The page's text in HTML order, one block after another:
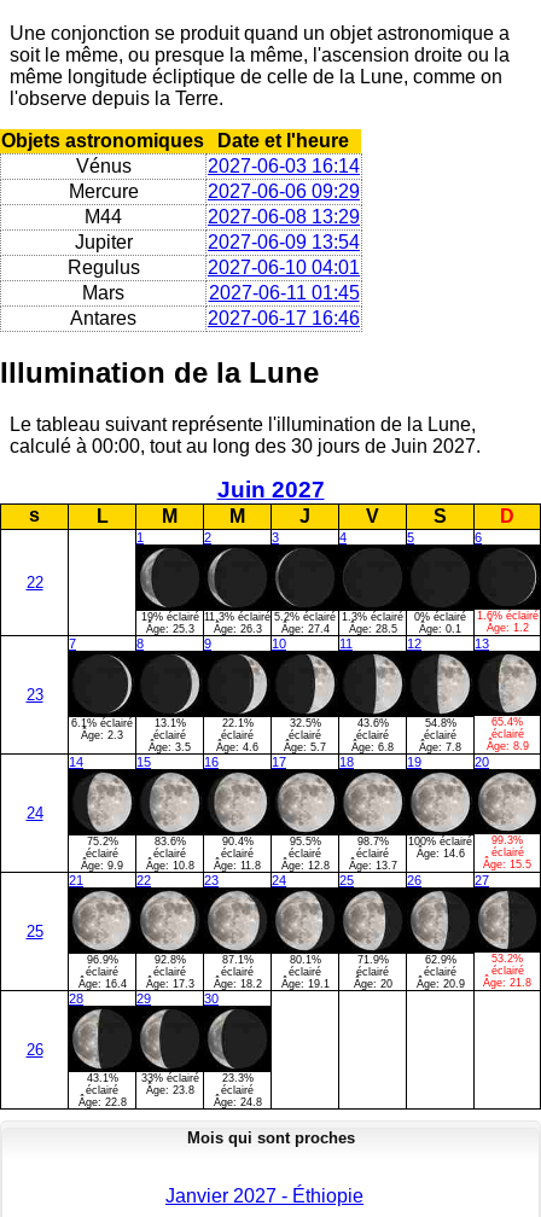
Une conjonction se produit quand un objet astronomique a
soit le même, ou presque la même, l'ascension droite ou la
même longitude écliptique de celle de la Lune, comme on
l'observe depuis la Terre.
Objets astronomiques
Date et l'heure
Vénus
2027-06-03 16:14
Mercure
2027-06-06 09:29
M44
2027-06-08 13:29
Jupiter
2027-06-09 13:54
Regulus
2027-06-10 04:01
Mars
2027-06-11 01:45
Antares
2027-06-17 16:46
Illumination de la Lune
Le tableau suivant représente l'illumination de la Lune,
calculé à 00:00, tout au long des 30 jours de Juin 2027.
Juin 2027
s L M M J V S D
22
1
19% éclairé
Âge: 25.3
2
11.3% éclairé
Âge: 26.3
3
5.2% éclairé
Âge: 27.4
4
1.3% éclairé
Âge: 28.5
5
0% éclairé
Âge: 0.1
6
1.6% éclairé
Âge: 1.2
23
7
6.1% éclairé
Âge: 2.3
8
13.1%
éclairé
Âge: 3.5
9
22.1%
éclairé
Âge: 4.6
10
32.5%
éclairé
Âge: 5.7
11
43.6%
éclairé
Âge: 6.8
12
54.8%
éclairé
Âge: 7.8
13
65.4%
éclairé
Âge: 8.9
24
14
75.2%
éclairé
Âge: 9.9
15
83.6%
éclairé
Âge: 10.8
16
90.4%
éclairé
Âge: 11.8
17
95.5%
éclairé
Âge: 12.8
18
98.7%
éclairé
Âge: 13.7
19
100% éclairé
Âge: 14.6
20
99.3%
éclairé
Âge: 15.5
25
21
96.9%
éclairé
Âge: 16.4
22
92.8%
éclairé
Âge: 17.3
23
87.1%
éclairé
Âge: 18.2
24
80.1%
éclairé
Âge: 19.1
25
71.9%
éclairé
Âge: 20
26
62.9%
éclairé
Âge: 20.9
27
53.2%
éclairé
Âge: 21.8
26
28
43.1%
éclairé
Âge: 22.8
29
33% éclairé
Âge: 23.8
30
23.3%
éclairé
Âge: 24.8
Mois qui sont proches
Janvier 2027 - Éthiopie